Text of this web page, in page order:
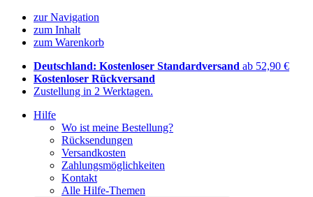
zur Navigation
zum Inhalt
zum Warenkorb
Deutschland: Kostenloser Standardversand ab 52,90 €
Kostenloser Rückversand
Zustellung in 2 Werktagen.
Hilfe
Wo ist meine Bestellung?
Rücksendungen
Versandkosten
Zahlungsmöglichkeiten
Kontakt
Alle Hilfe-Themen